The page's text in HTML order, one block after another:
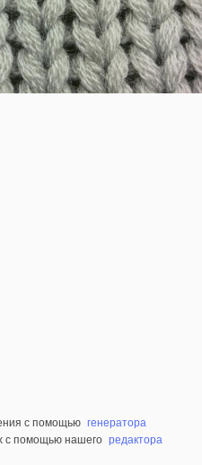
с помощью генератора
с помощью нашего редактора